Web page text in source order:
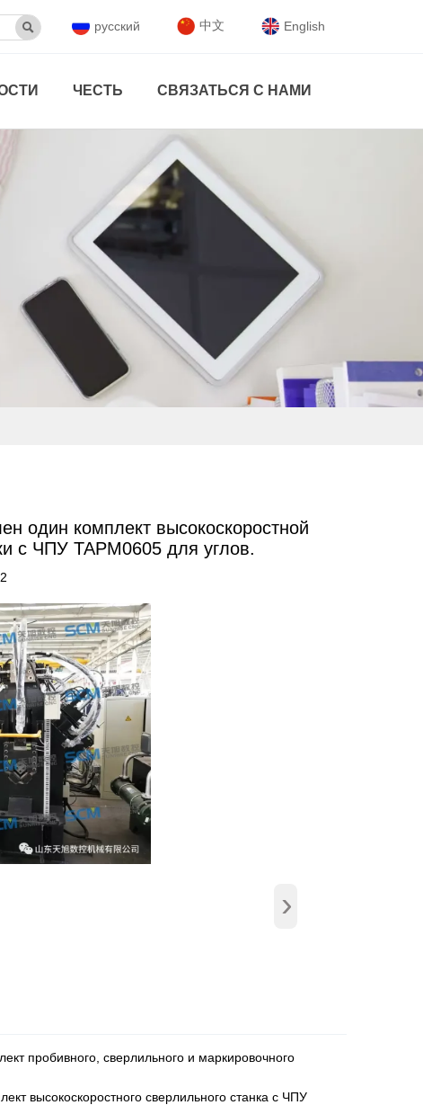
ЧЕСТЬ СВЯЗАТЬСЯ С НАМИ
 русский 中文 English
один комплект высокоскоростной
с ЧПУ TAPM0605 для углов.
пробивного, сверлильного и маркировочного
высокоскоростного сверлильного станка с ЧПУ
›